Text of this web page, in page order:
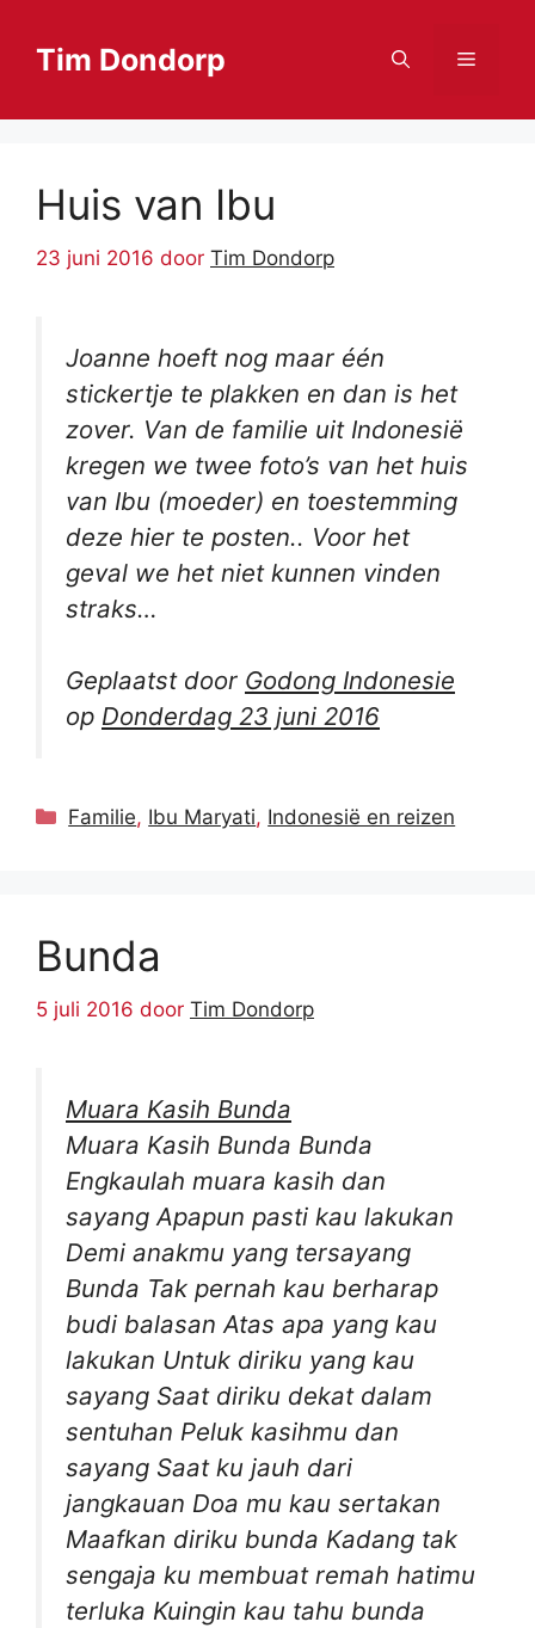
naarTim Dondorp Menu
Huis van Ibu
23 juni 2016 door Tim Dondorp
Joanne hoeft nog maar één
stickertje te plakken en dan is het
zover. Van de familie uit Indonesië
kregen we twee foto’s van het huis
van Ibu (moeder) en toestemming
deze hier te posten.. Voor het
geval we het niet kunnen vinden
straks…
Geplaatst door Godong Indonesie
op Donderdag 23 juni 2016
Categorieën
Familie, Ibu Maryati, Indonesië en reizen
Bunda
5 juli 2016 door Tim Dondorp
Muara Kasih Bunda
Muara Kasih Bunda Bunda
Engkaulah muara kasih dan
sayang Apapun pasti kau lakukan
Demi anakmu yang tersayang
Bunda Tak pernah kau berharap
budi balasan Atas apa yang kau
lakukan Untuk diriku yang kau
sayang Saat diriku dekat dalam
sentuhan Peluk kasihmu dan
sayang Saat ku jauh dari
jangkauan Doa mu kau sertakan
Maafkan diriku bunda Kadang tak
sengaja ku membuat remah hatimu
terluka Kuingin kau tahu bunda